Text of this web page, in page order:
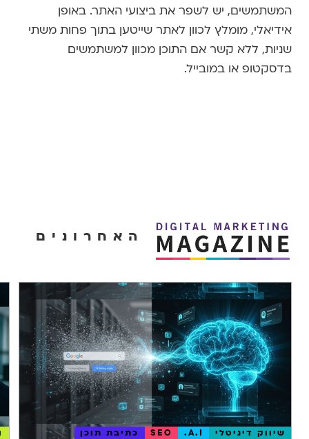
המשתמשים, יש לשפר את ביצועי האתר. באופן
אידיאלי, מומלץ לכוון לאתר שייטען בתוך פחות משתי
שניות, ללא קשר אם התוכן מכוון למשתמשים
בדסקטופ או במובייל.
האחרונים
שיווק דיגיטלי A.I.
SEO כתיבת תוכן